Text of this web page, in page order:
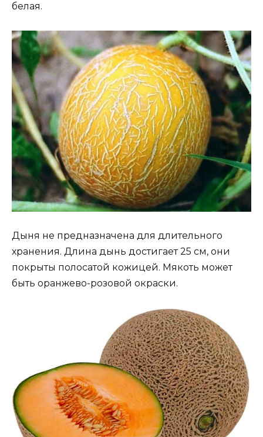
белая.
Дыня не предназначена для длительного
хранения. Длина дынь достигает 25 см, они
покрыты полосатой кожицей. Мякоть может
быть оранжево-розовой окраски.